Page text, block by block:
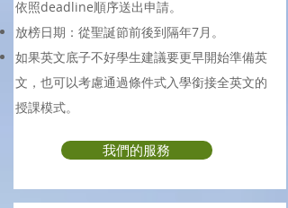
依照deadline順序送出申請。
​放榜日期：從聖誕節前後到隔年7月。
如果英文底子不好學生建議要更早開始準備英
文，也可以考慮通過條件式入學銜接全英文的
授課模式。
我們的服務